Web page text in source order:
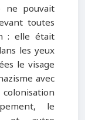
ne pouvait
toutes
: elle était
les yeux
le visage
avec
le